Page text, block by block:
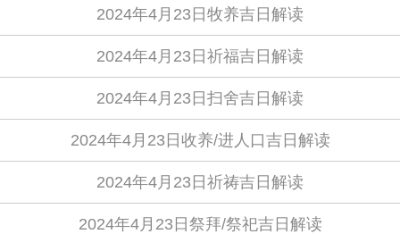
2024年4月23日牧养吉日解读
2024年4月23日祈福吉日解读
2024年4月23日扫舍吉日解读
2024年4月23日收养/进人口吉日解读
2024年4月23日祈祷吉日解读
2024年4月23日祭拜/祭祀吉日解读